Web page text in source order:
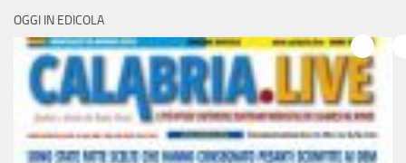
OGGI IN EDICOLA